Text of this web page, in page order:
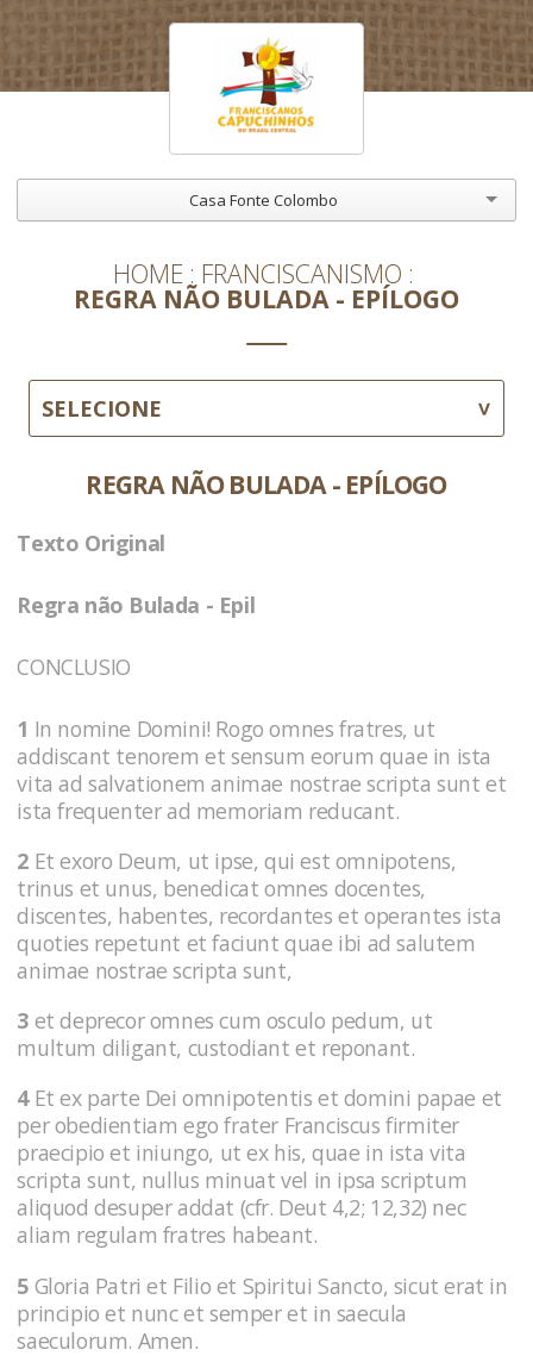
Casa Fonte Colombo
HOME FRANCISCANISMO
REGRA NÃO BULADA - EPÍLOGO
SELECIONE
REGRA NÃO BULADA - EPÍLOGO
Texto Original
Regra não Bulada - Epil
CONCLUSIO
1 In nomine Domini! Rogo omnes fratres, ut
addiscant tenorem et sensum eorum quae in ista
vita ad salvationem animae nostrae scripta sunt et
ista frequenter ad memoriam reducant.
2 Et exoro Deum, ut ipse, qui est omnipotens,
trinus et unus, benedicat omnes docentes,
discentes, habentes, recordantes et operantes ista
quoties repetunt et faciunt quae ibi ad salutem
animae nostrae scripta sunt,
3 et deprecor omnes cum osculo pedum, ut
multum diligant, custodiant et reponant.
4Et ex parte Dei omnipotentis et domini papae et
per obedientiam ego frater Franciscus firmiter
praecipio et iniungo, ut ex his, quae in ista vita
scripta sunt, nullus minuat vel in ipsa scriptum
aliquod desuper addat (cfr. Deut 4,2; 12,32) nec
aliam regulam fratres habeant.
5 Gloria Patri et Filio et Spiritui Sancto, sicut erat in
principio et nunc et semper et in saecula
saeculorum. Amen.